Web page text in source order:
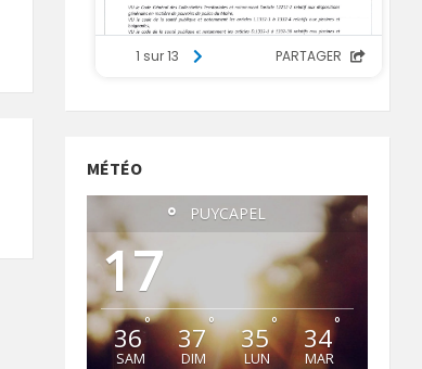
MÉTÉO
PUYCAPEL
17
°
36°
SAM
37°
DIM
35°
LUN
34°
MAR